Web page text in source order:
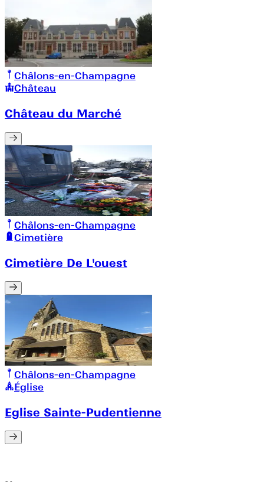
Châlons-en-Champagne
Château
Château du Marché
Châlons-en-Champagne
Cimetière
Cimetière De L'ouest
Châlons-en-Champagne
Église
Eglise Sainte-Pudentienne